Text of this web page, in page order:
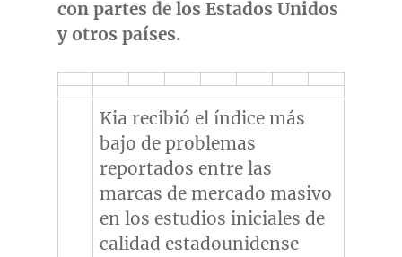
con partes de los Estados Unidos
y otros países.
Kia recibió el índice más
bajo de problemas
reportados entre las
marcas de mercado masivo
en los estudios iniciales de
calidad estadounidense